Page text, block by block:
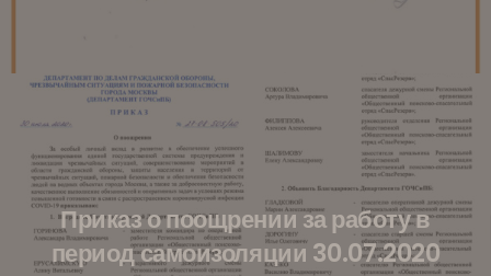
Приказ о поощрении за работу в
период самоизоляции 30.07.2020